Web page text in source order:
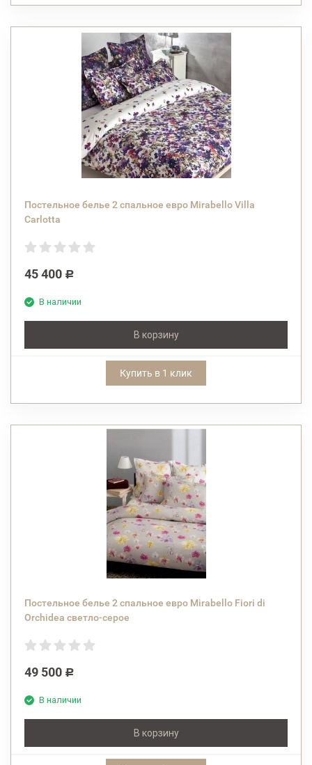
Постельное белье 2 спальное евро Mirabello Villa
Carlotta
45 400 Р
В наличии
В корзину
Купить в 1 клик
Постельное белье 2 спальное евро Mirabello Fiori di
Orchidea светло-серое
49 500 Р
В наличии
В корзину